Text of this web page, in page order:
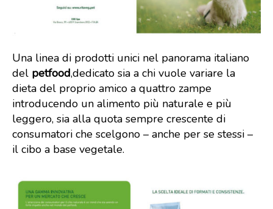
Una linea di prodotti unici nel panorama italiano
del petfood,dedicato sia a chi vuole variare la
dieta del proprio amico a quattro zampe
introducendo un alimento più naturale e più
leggero, sia alla quota sempre crescente di
consumatori che scelgono – anche per se stessi –
il cibo a base vegetale.